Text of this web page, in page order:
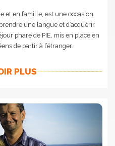
et en famille, est une occasion
une langue et d’acquérir
phare de PIE, mis en place en
de partir à l’étranger.
PLUS